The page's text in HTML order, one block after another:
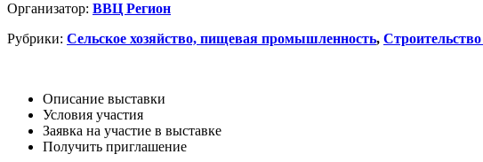
Организатор: ВВЦ Регион
Рубрики: Сельское хозяйство, пищевая промышленность,
Описание выставки
Условия участия
Заявка на участие в выставке
Получить приглашение